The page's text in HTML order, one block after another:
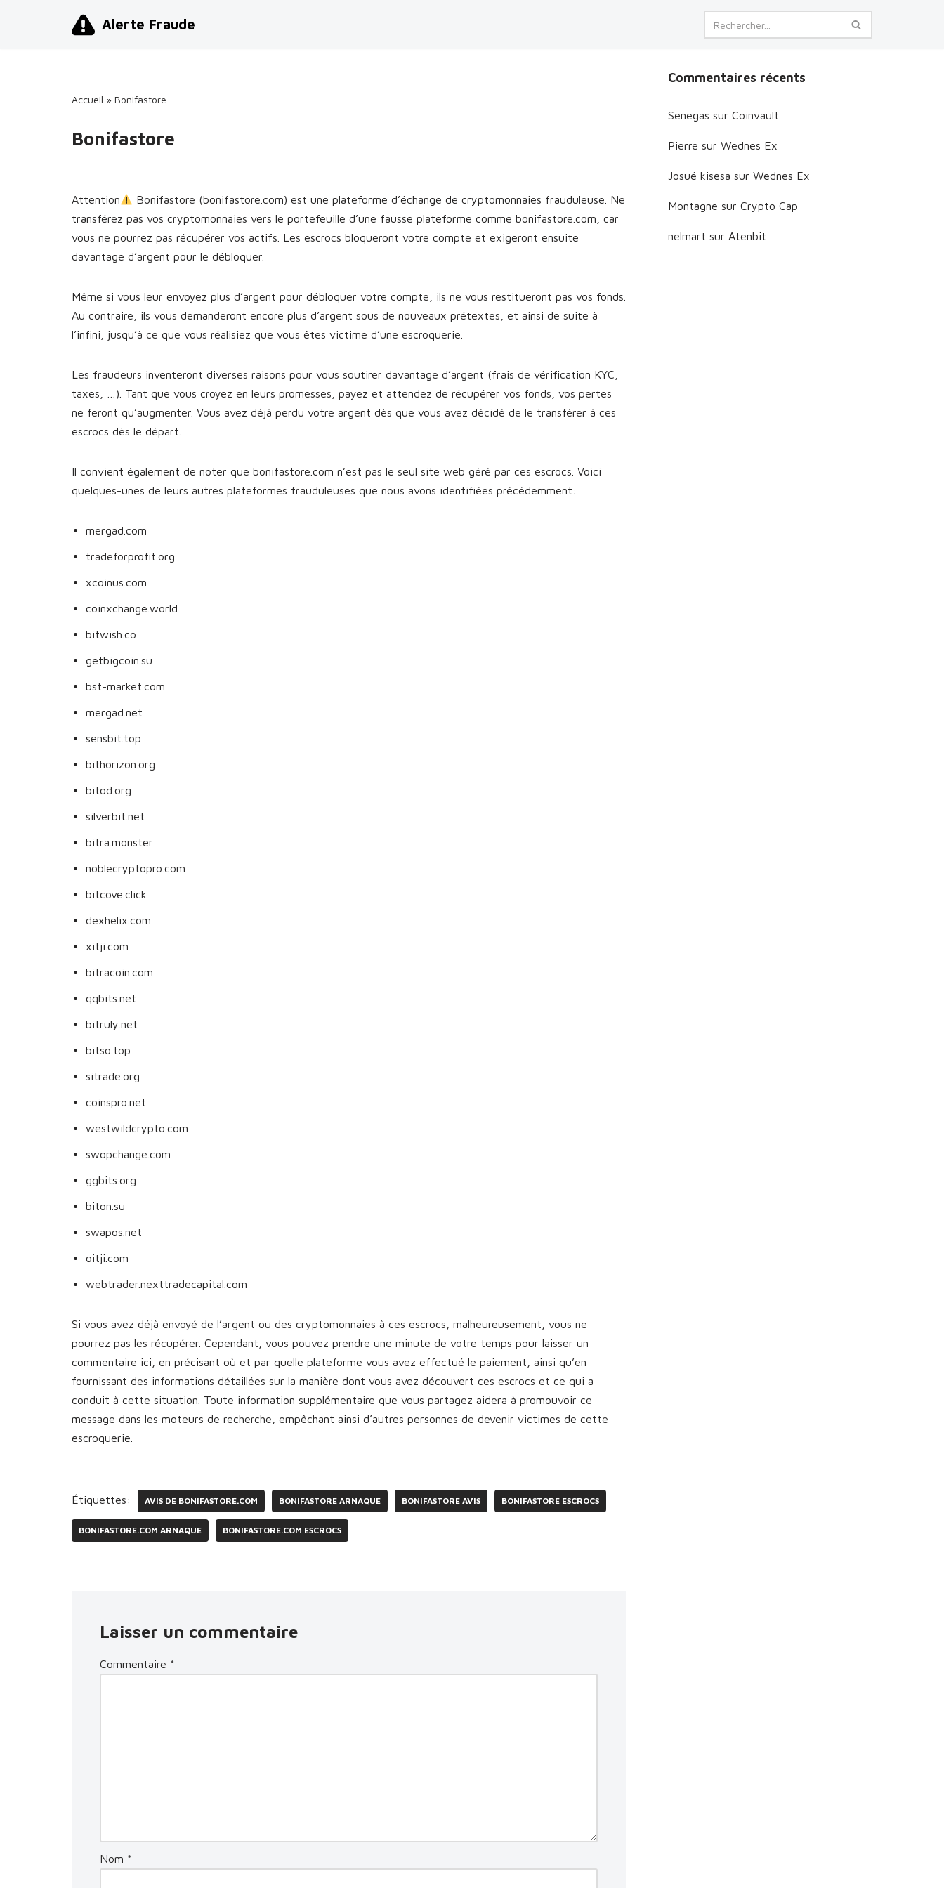
Alerte Fraude
Accueil » Bonifastore
Bonifastore
Attention
Bonifastore (bonifastore.com) est une plateforme d’échange de cryptomonnaies frauduleuse. Ne
transférez pas vos cryptomonnaies vers le portefeuille d’une fausse plateforme comme bonifastore.com, car
vous ne pourrez pas récupérer vos actifs. Les escrocs bloqueront votre compte et exigeront ensuite
davantage d’argent pour le débloquer.
Même si vous leur envoyez plus d’argent pour débloquer votre compte, ils ne vous restitueront pas vos fonds.
Au contraire, ils vous demanderont encore plus d’argent sous de nouveaux prétextes, et ainsi de suite à
l’infini, jusqu’à ce que vous réalisiez que vous êtes victime d’une escroquerie.
Les fraudeurs inventeront diverses raisons pour vous soutirer davantage d’argent (frais de vérification KYC,
taxes, …). Tant que vous croyez en leurs promesses, payez et attendez de récupérer vos fonds, vos pertes
ne feront qu’augmenter. Vous avez déjà perdu votre argent dès que vous avez décidé de le transférer à ces
escrocs dès le départ.
Il convient également de noter que bonifastore.com n’est pas le seul site web géré par ces escrocs. Voici
quelques-unes de leurs autres plateformes frauduleuses que nous avons identifiées précédemment:
mergad.com
tradeforprofit.org
xcoinus.com
coinxchange.world
bitwish.co
getbigcoin.su
bst-market.com
mergad.net
sensbit.top
bithorizon.org
bitod.org
silverbit.net
bitra.monster
noblecryptopro.com
bitcove.click
dexhelix.com
xitji.com
bitracoin.com
qqbits.net
bitruly.net
bitso.top
sitrade.org
coinspro.net
westwildcrypto.com
swopchange.com
ggbits.org
biton.su
swapos.net
oitji.com
webtrader.nexttradecapital.com
Si vous avez déjà envoyé de l’argent ou des cryptomonnaies à ces escrocs, malheureusement, vous ne
pourrez pas les récupérer. Cependant, vous pouvez prendre une minute de votre temps pour laisser un
commentaire ici, en précisant où et par quelle plateforme vous avez effectué le paiement, ainsi qu’en
fournissant des informations détaillées sur la manière dont vous avez découvert ces escrocs et ce qui a
conduit à cette situation. Toute information supplémentaire que vous partagez aidera à promouvoir ce
message dans les moteurs de recherche, empêchant ainsi d’autres personnes de devenir victimes de cette
escroquerie.
Étiquettes: AVIS DE BONIFASTORE.COM BONIFASTORE ARNAQUE BONIFASTORE AVIS BONIFASTORE ESCROCS
BONIFASTORE.COM ARNAQUE BONIFASTORE.COM ESCROCS
Laisser un commentaire
Commentaire *
Nom *
Commentaires récents
Senegas sur Coinvault
Pierre sur Wednes Ex
Josué kisesa sur Wednes Ex
Montagne sur Crypto Cap
nelmart sur Atenbit